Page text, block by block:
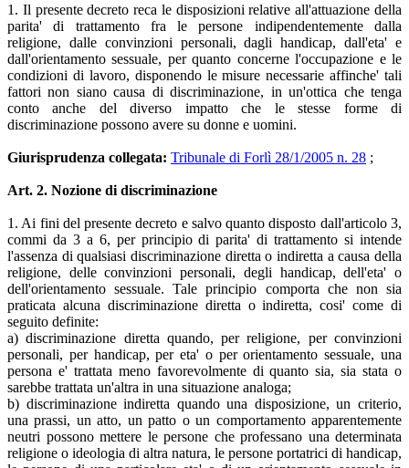
1. Il presente decreto reca le disposizioni relative all'attuazione della
parita' di trattamento fra le persone indipendentemente dalla
religione, dalle convinzioni personali, dagli handicap, dall'eta' e
dall'orientamento sessuale, per quanto concerne l'occupazione e le
condizioni di lavoro, disponendo le misure necessarie affinche' tali
fattori non siano causa di discriminazione, in un'ottica che tenga
conto anche del diverso impatto che le stesse forme di
discriminazione possono avere su donne e uomini.
Giurisprudenza collegata: Tribunale di Forlì 28/1/2005 n. 28 ;
Art. 2. Nozione di discriminazione
1. Ai fini del presente decreto e salvo quanto disposto dall'articolo 3,
commi da 3 a 6, per principio di parita' di trattamento si intende
l'assenza di qualsiasi discriminazione diretta o indiretta a causa della
religione, delle convinzioni personali, degli handicap, dell'eta' o
dell'orientamento sessuale. Tale principio comporta che non sia
praticata alcuna discriminazione diretta o indiretta, cosi' come di
seguito definite:
a) discriminazione diretta quando, per religione, per convinzioni
personali, per handicap, per eta' o per orientamento sessuale, una
persona e' trattata meno favorevolmente di quanto sia, sia stata o
sarebbe trattata un'altra in una situazione analoga;
b) discriminazione indiretta quando una disposizione, un criterio,
una prassi, un atto, un patto o un comportamento apparentemente
neutri possono mettere le persone che professano una determinata
religione o ideologia di altra natura, le persone portatrici di handicap,